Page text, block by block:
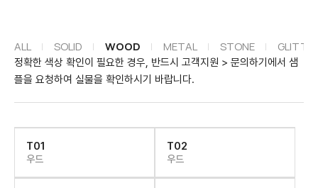
ALL SOLID WOOD METAL STONE
정확한 색상 확인이 필요한 경우, 반드시 고객지원 > 문의하기에서
플을 요청하여 실물을 확인하시기 바랍니다.
T01
우드
T02
우드